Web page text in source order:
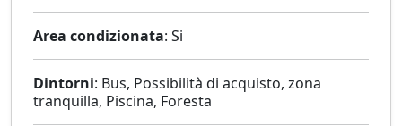
Area condizionata: Si
Dintorni: Bus, Possibilità di acquisto, zona
tranquilla, Piscina, Foresta